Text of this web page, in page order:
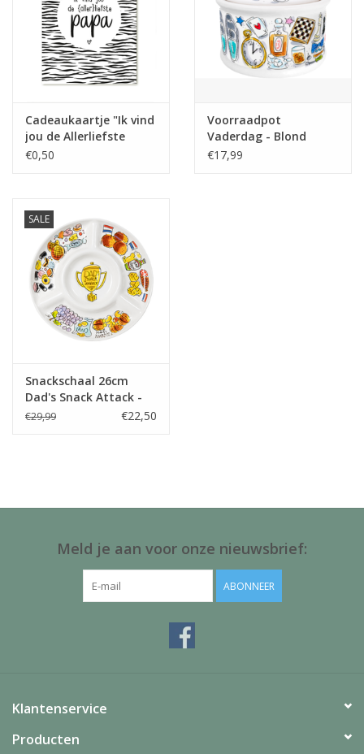
Cadeaukaartje "Ik vind
jou de Allerliefste
Papa" - Zoedt
€0,50
Voorraadpot
Vaderdag - Blond
Amsterdam
€17,99
SALE
Snackschaal 26cm
Dad's Snack Attack -
Blond Amsterdam
€29,99 €22,50
Meld je aan voor onze nieuwsbrief:
ABONNEER
Klantenservice
Producten